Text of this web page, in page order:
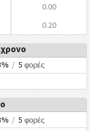
0.00
0.20
/ 5φορές
/ 5φορές